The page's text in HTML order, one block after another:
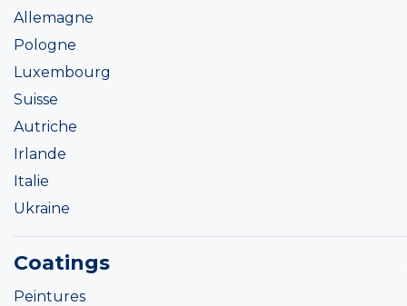
Allemagne
Pologne
Luxembourg
Suisse
Autriche
Irlande
Italie
Ukraine
Coatings
Peintures